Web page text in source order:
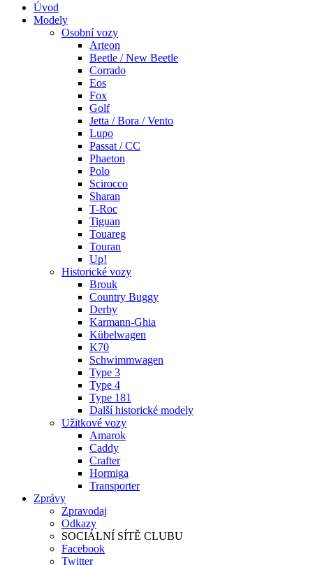
Úvod
Modely
Osobní vozy
Arteon
Beetle / New Beetle
Corrado
Eos
Fox
Golf
Jetta / Bora / Vento
Lupo
Passat / CC
Phaeton
Polo
Scirocco
Sharan
T-Roc
Tiguan
Touareg
Touran
Up!
Historické vozy
Brouk
Country Buggy
Derby
Karmann-Ghia
Kübelwagen
K70
Schwimmwagen
Type 3
Type 4
Type 181
Další historické modely
Užitkové vozy
Amarok
Caddy
Crafter
Hormiga
Transporter
Zprávy
Zpravodaj
Odkazy
SOCIÁLNÍ SÍTĚ CLUBU
Facebook
Twitter